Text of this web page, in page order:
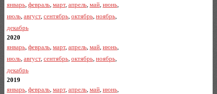
январь, февраль, март, апрель, май, июнь,
июль, август, сентябрь, октябрь, ноябрь,
декабрь
2020
январь, февраль, март, апрель, май, июнь,
июль, август, сентябрь, октябрь, ноябрь,
декабрь
2019
январь, февраль, март, апрель, май, июнь,